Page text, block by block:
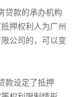
贷款的承办机构
押权利人为广州
公司的，可以变
款设定了抵押